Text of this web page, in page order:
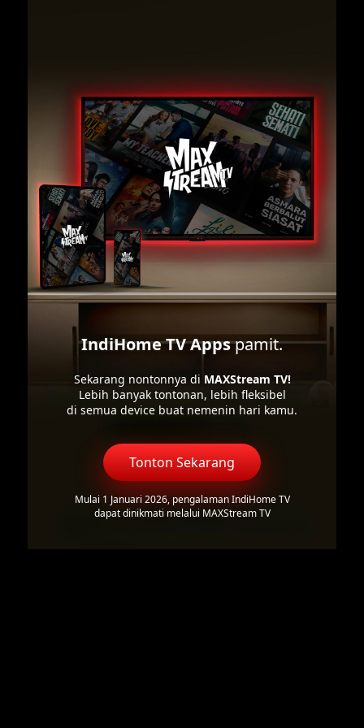
IndiHome TV Appspamit.
Sekarang nontonnya di MAXStream TV!
Lebih banyak tontonan, lebih fleksibel
di semua device buat nemenin hari kamu.
Tonton Sekarang
Mulai 1 Januari 2026, pengalaman IndiHome TV
dapat dinikmati melalui MAXStream TV